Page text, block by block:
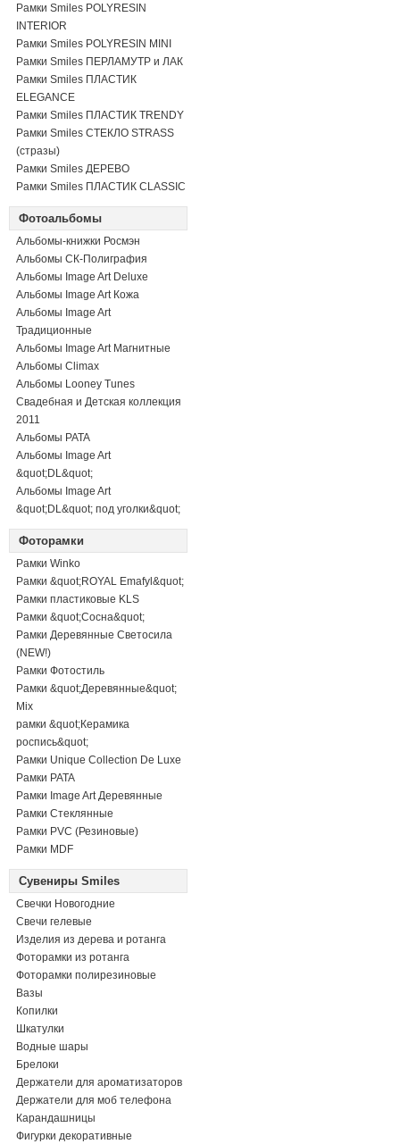
Рамки Smiles POLYRESIN
INTERIOR
Рамки Smiles POLYRESIN MINI
Рамки Smiles ПЕРЛАМУТР и ЛАК
Рамки Smiles ПЛАСТИК
ELEGANCE
Рамки Smiles ПЛАСТИК TRENDY
Рамки Smiles СТЕКЛО STRASS
(стразы)
Рамки Smiles ДЕРЕВО
Рамки Smiles ПЛАСТИК CLASSIC
Фотоальбомы
Альбомы-книжки Росмэн
Альбомы СК-Полиграфия
Альбомы Image Art Deluxe
Альбомы Image Art Кожа
Альбомы Image Art
Традиционные
Альбомы Image Art Магнитные
Альбомы Climax
Альбомы Looney Tunes
Свадебная и Детская коллекция
2011
Альбомы PATA
Альбомы Image Art
&quot;DL&quot;
Альбомы Image Art
&quot;DL&quot; под уголки&quot;
Фоторамки
Рамки Winko
Рамки &quot;ROYAL Emafyl&quot;
Рамки пластиковые KLS
Рамки &quot;Сосна&quot;
Рамки Деревянные Светосила
(NEW!)
Рамки Фотостиль
Рамки &quot;Деревянные&quot;
Mix
рамки &quot;Керамика
роспись&quot;
Рамки Unique Collection De Luxe
Рамки PATA
Рамки Image Art Деревянные
Рамки Стеклянные
Рамки PVC (Резиновые)
Рамки MDF
Сувениры Smiles
Свечки Новогодние
Свечи гелевые
Изделия из дерева и ротанга
Фоторамки из ротанга
Фоторамки полирезиновые
Вазы
Копилки
Шкатулки
Водные шары
Брелоки
Держатели для ароматизаторов
Держатели для моб телефона
Карандашницы
Фигурки декоративные